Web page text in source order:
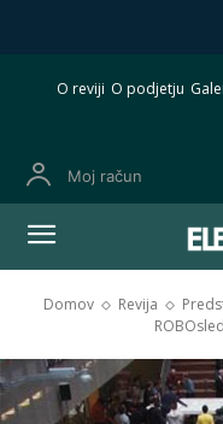
O reviji O podjetju
Moj račun
Domov Revija